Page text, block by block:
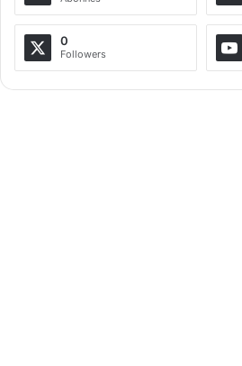
n
t
i
0
Followers